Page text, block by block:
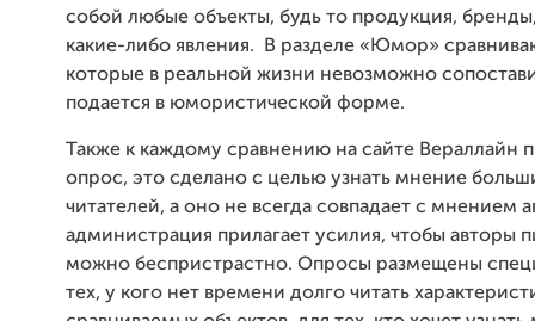
собой любые объекты, будь то продукция,
какие-либо явления. В разделе «Юмор»
которые в реальной жизни невозможно
подается в юмористической форме.
Также к каждому сравнению на сайте Вераллайн
опрос, это сделано с целью узнать мнение
читателей, а оно не всегда совпадает с мнением
администрация прилагает усилия, чтобы авторы
можно беспристрастно. Опросы размещены
тех, у кого нет времени долго читать